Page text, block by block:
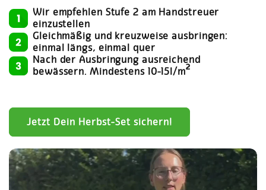
Wir empfehlen Stufe 2 am Handstreuer
einzustellen
Gleichmäßig und kreuzweise ausbringen:
einmal längs, einmal quer
Nach der Ausbringung ausreichend
bewässern. Mindestens 10-15l/m²
Jetzt Dein Herbst-Set sichern!